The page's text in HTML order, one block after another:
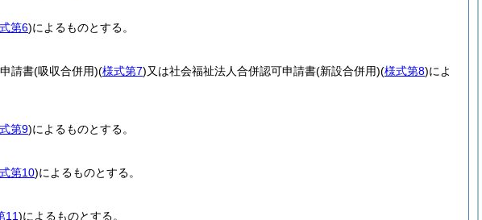
第6)によるものとする。
請書(吸収合併用)(様式第7)又は社会福祉法人合併認可申請書(新設合併用)(様式第8)によ
第9)によるものとする。
第10)によるものとする。
11)によるものとする。